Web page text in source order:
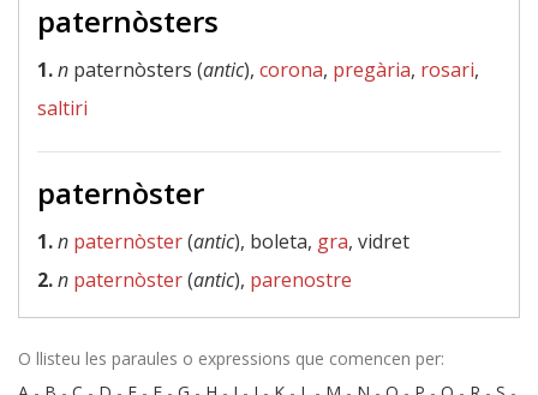
paternòsters
1.n paternòsters (antic), corona, pregària, rosari,
saltiri
paternòster
1.n paternòster(antic), boleta, gra, vidret
2.n paternòster(antic), parenostre
O llisteu les paraules o expressions que comencen per: